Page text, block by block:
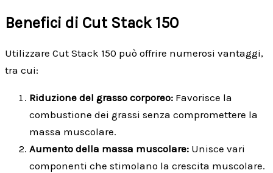
Benefici di Cut Stack 150
Utilizzare Cut Stack 150 può offrire numerosi vantaggi,
tra cui:
Riduzione del grasso corporeo: Favorisce la
combustione dei grassi senza compromettere la
massa muscolare.
Aumento della massa muscolare: Unisce vari
componenti che stimolano la crescita muscolare.